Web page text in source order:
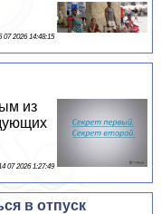
07 2026 14:48:15
из
14 07 2026 1:27:49
в отпуск